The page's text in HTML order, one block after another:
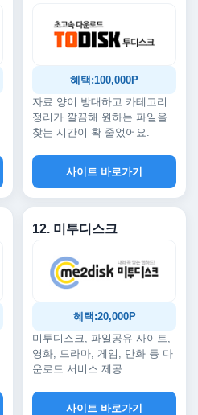
혜택:100,000P
자료 양이 방대하고 카테고리
정리가 깔끔해 원하는 파일을
찾는 시간이 확 줄었어요.
사이트 바로가기
12. 미투디스크
혜택:20,000P
미투디스크, 파일공유 사이트,
영화, 드라마, 게임, 만화 등 다
운로드 서비스 제공.
사이트 바로가기